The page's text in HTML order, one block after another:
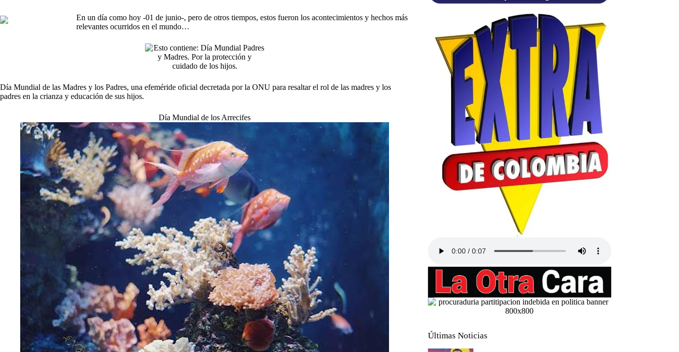
En un día como hoy -01 de junio-, pero de otros tiempos, estos fueron los acontecimientos y hechos más
relevantes ocurridos en el mundo…
Día Mundial de las Madres y los Padres, una efeméride oficial decretada por la ONU para resaltar el rol de las madres y los
padres en la crianza y educación de sus hijos.
Día Mundial de los Arrecifes
Últimas Noticias